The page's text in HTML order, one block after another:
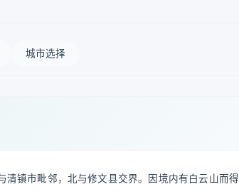
城市选择
镇市毗邻，北与修文县交界。因境内有白云山而得